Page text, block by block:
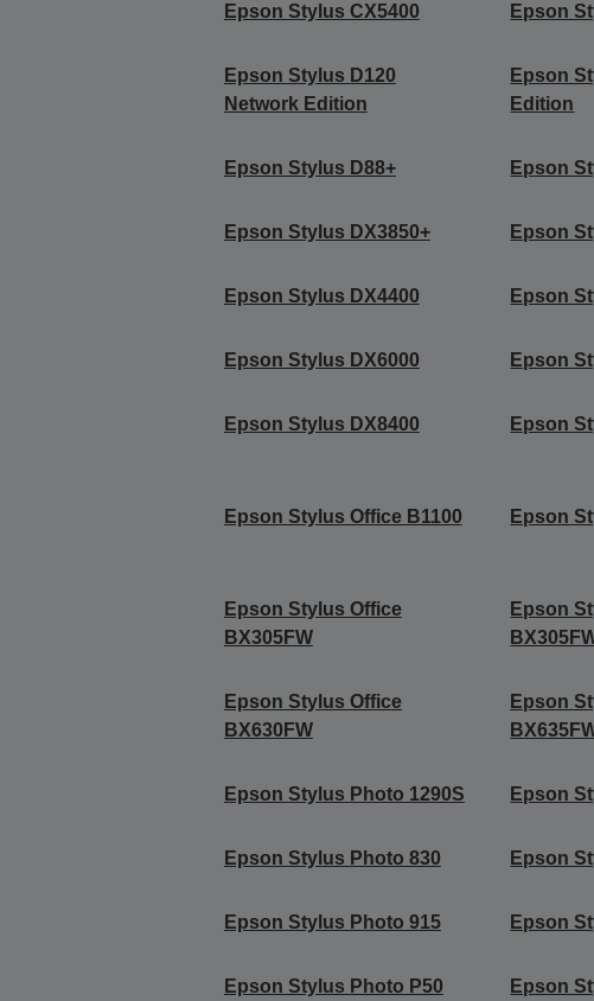
Epson Stylus CX5400 Epson
Epson Stylus D120
Network Edition
Epson
Edition
Epson Stylus D88+ Epson
Epson Stylus DX3850+ Epson
Epson Stylus DX4400 Epson
Epson Stylus DX6000 Epson
Epson Stylus DX8400 Epson
Epson Stylus Office B1100 Epson
Epson Stylus Office
BX305FW
Epson
Epson Stylus Office
BX630FW
Epson
Epson Stylus Photo 1290S Epson
Epson Stylus Photo 830 Epson
Epson Stylus Photo 915 Epson
Epson Stylus Photo P50 Epson